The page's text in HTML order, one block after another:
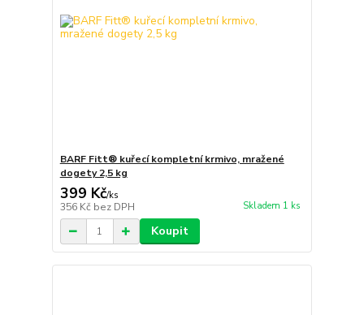
BARF Fitt® kuřecí kompletní krmivo, mražené
dogety 2,5 kg
399 Kč/ks
356 Kč bez DPH Skladem 1 ks
Koupit